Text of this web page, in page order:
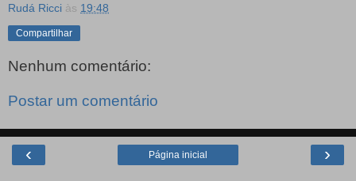
Rudá Ricci às 19:48
Compartilhar
Nenhum comentário:
Postar um comentário
‹ ›
Página inicial